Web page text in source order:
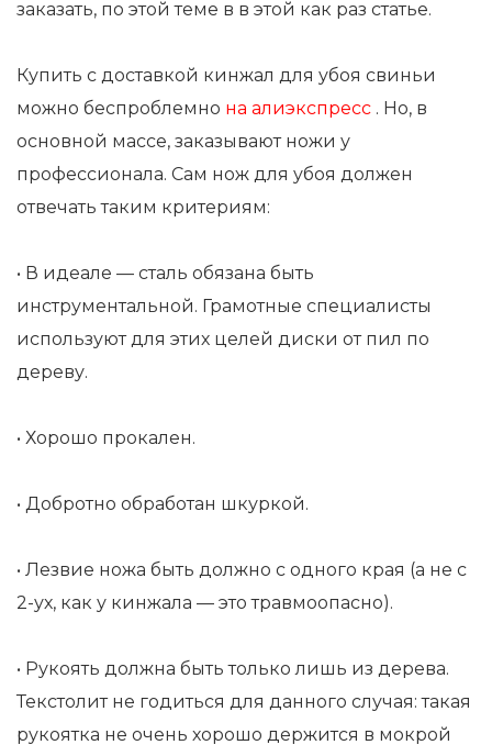
заказать, по этой теме в в этой как раз статье.
Купить с доставкой кинжал для убоя свиньи
можно беспроблемно на алиэкспресс . Но, в
основной массе, заказывают ножи у
профессионала. Сам нож для убоя должен
отвечать таким критериям:
• В идеале — сталь обязана быть
инструментальной. Грамотные специалисты
используют для этих целей диски от пил по
дереву.
• Хорошо прокален.
• Добротно обработан шкуркой.
• Лезвие ножа быть должно с одного края (а не с
2-ух, как у кинжала — это травмоопасно).
• Рукоять должна быть только лишь из дерева.
Текстолит не годиться для данного случая: такая
рукоятка не очень хорошо держится в мокрой